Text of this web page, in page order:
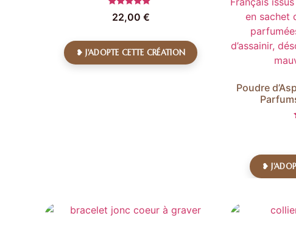
Note
5.00
22,00 €
❥ J'ADOPTE CETTE CRÉATION
Poudre
❥